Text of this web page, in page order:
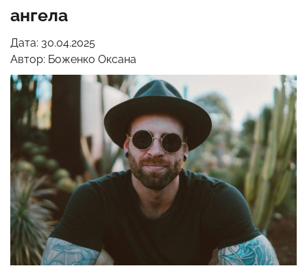
ангела
Дата: 30.04.2025
Автор: Боженко Оксана